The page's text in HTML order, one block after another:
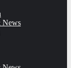
News